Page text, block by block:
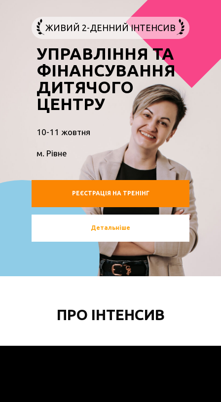
УПРАВЛІННЯ ТА
ФІНАНСУВАННЯ
ДИТЯЧОГО
ЦЕНТРУ
ЖИВИЙ 2-ДЕННИЙ ІНТЕНСИВ
м. Рівне
10-11 жовтня
РЕЄСТРАЦІЯ НА ТРЕНІНГ
Детальніше
ПРО ІНТЕНСИВ